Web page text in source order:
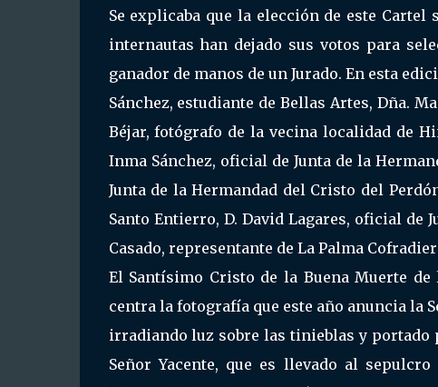
Se explicaba que la elección de este
internautas han dejado sus votos para
ganador de manos de un Jurado. En esta
Sánchez, estudiante de Bellas Artes, Dña.
Béjar, fotógrafo de la vecina localidad de
Inma Sánchez, oficial de Junta de la
Junta de la Hermandad del Cristo del
Santo Entierro, D. David Lagares, oficial de
Casado, representante de La Palma
El Santísimo Cristo de la Buena Muerte
centra la fotografía que este año anuncia la
irradiando luz sobre las tinieblas y portado
Señor Yacente, que es llevado al